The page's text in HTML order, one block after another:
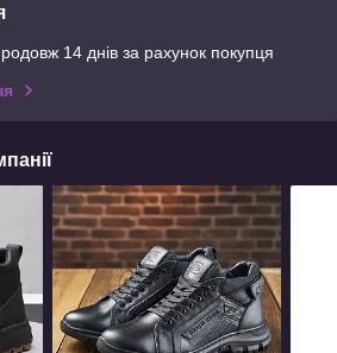
14 днів за рахунок покупця